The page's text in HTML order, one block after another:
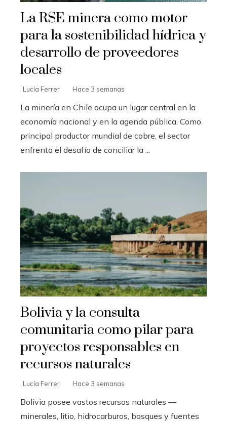
La RSE minera como motor
para la sostenibilidad hídrica y
desarrollo de proveedores
locales
Lucía Ferrer Hace 3 semanas
La minería en Chile ocupa un lugar central en la
economía nacional y en la agenda pública. Como
principal productor mundial de cobre, el sector
enfrenta el desafío de conciliar la ...
Bolivia y la consulta
comunitaria como pilar para
proyectos responsables en
recursos naturales
Lucía Ferrer Hace 3 semanas
Bolivia posee vastos recursos naturales —
minerales, litio, hidrocarburos, bosques y fuentes